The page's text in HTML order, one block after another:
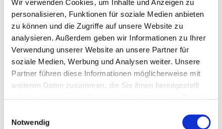
Wir verwenden Cookies, um Inhalte und Anzeigen zu
personalisieren, Funktionen für soziale Medien anbieten
zu können und die Zugriffe auf unsere Website zu
analysieren. Außerdem geben wir Informationen zu Ihrer
Verwendung unserer Website an unsere Partner für
soziale Medien, Werbung und Analysen weiter. Unsere
Partner führen diese Informationen möglicherweise mit
weiteren Daten zusammen, die Sie ihnen bereitgestellt
Notwendig
Dies könnte Sie auch
interessieren